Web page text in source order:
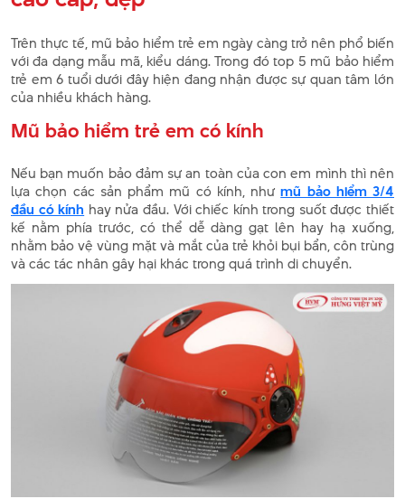
Trên thực tế, mũ bảo hiểm trẻ em ngày càng trở nên phổ biến
với đa dạng mẫu mã, kiểu dáng. Trong đó top 5 mũ bảo hiểm
trẻ em 6 tuổi dưới đây hiện đang nhận được sự quan tâm lớn
của nhiều khách hàng.
Mũ bảo hiểm trẻ em có kính
Nếu bạn muốn bảo đảm sự an toàn của con em mình thì nên
lựa chọn các sản phẩm mũ có kính, nhưmũ bảo hiểm 3/4
đầu có kính hay nửa đầu. Với chiếc kính trong suốt được thiết
kế nằm phía trước, có thể dễ dàng gạt lên hay hạ xuống,
nhằm bảo vệ vùng mặt và mắt của trẻ khỏi bụi bẩn, côn trùng
và các tác nhân gây hại khác trong quá trình di chuyển.